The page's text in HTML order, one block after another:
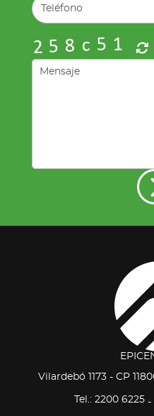
Vilardebó 1173 - CP
Tel.: 2200 6225-